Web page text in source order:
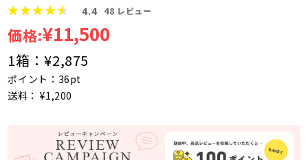
4.4 48 レビュー
価格:¥11,500
1箱：¥2,875
ポイント：36pt
送料： ¥1,200